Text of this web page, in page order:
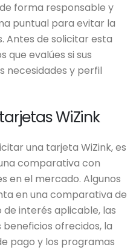
forma responsable y
puntual para evitar la
Antes de solicitar esta
evalúes si sus
necesidades y perfil
WiZink
una tarjeta WiZink, es
comparativa con
en el mercado. Algunos
en una comparativa de
de interés aplicable, las
beneficios ofrecidos, la
pago y los programas